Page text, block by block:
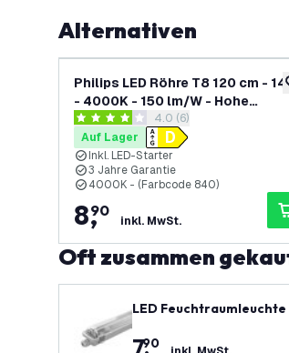
Alternativen
Philips LED Röhre T8 120 cm -
- 4000K - 150 lm/W - Hohe
Effizienz Bewertungsbereich
4 Bewertungssterne
4.0 (6)
Auf Lager
Inkl. LED-Starter
3 Jahre Garantie
4000K - (Farbcode 840)
8,
90
inkl. MwSt.
Oft zusammen
LED
7,
90